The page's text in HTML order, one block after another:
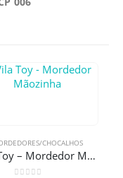
CHOCALHOS
Vila Toy – Mordedor Mãozinha